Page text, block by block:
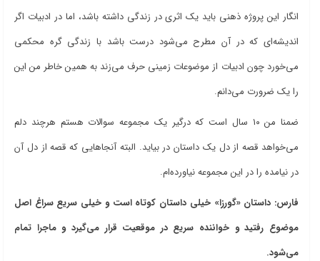
انگار این پروژه ذهنی باید یک اثری در زندگی داشته باشد، اما در ادبیات اگر
اندیشه‌ای که در آن مطرح می‌شود درست باشد با زندگی گره محکمی
می‌خورد چون ادبیات از موضوعات زمینی حرف می‌زند به همین خاطر من این
را یک ضرورت می‌دانم.
ضمنا من ۱۰ سال است که درگیر یک مجموعه سوالات هستم هرچند دلم
می‌خواهد قصه از دل یک داستان در بیاید. البته آنجاهایی که قصه از دل آن
در نیامده را در این مجموعه نیاورده‌ام.
فارس: داستان «گورزا» خیلی داستان کوتاه است و خیلی سریع سراغ اصل
موضوع رفتید و خواننده سریع در موقعیت قرار می‌گیرد و ماجرا تمام
می‌شود.